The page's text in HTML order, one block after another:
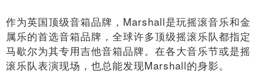
作为英国顶级音箱品牌，Marshall是玩摇滚音乐和金
属乐的首选音箱品牌，全球许多顶级摇滚乐队都指定
马歇尔为其专用吉他音箱品牌。在各大音乐节或是摇
滚乐队表演现场，也总能发现Marshall的身影。